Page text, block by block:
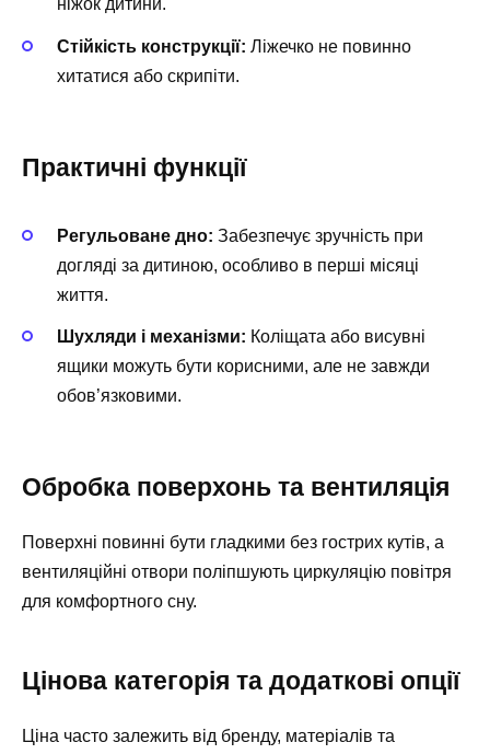
ніжок дитини.
Стійкість конструкції: Ліжечко не повинно
хитатися або скрипіти.
Практичні функції
Регульоване дно: Забезпечує зручність при
догляді за дитиною, особливо в перші місяці
життя.
Шухляди і механізми: Коліщата або висувні
ящики можуть бути корисними, але не завжди
обов’язковими.
Обробка поверхонь та вентиляція
Поверхні повинні бути гладкими без гострих кутів, а
вентиляційні отвори поліпшують циркуляцію повітря
для комфортного сну.
Цінова категорія та додаткові опції
Ціна часто залежить від бренду, матеріалів та